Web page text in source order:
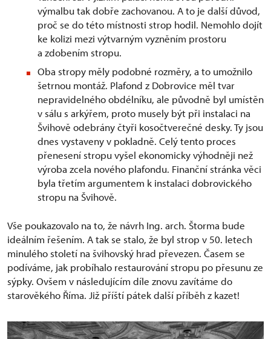
výmalbu tak dobře zachovanou. A to je další důvod,
proč se do této místnosti strop hodil. Nemohlo dojít
ke kolizi mezi výtvarným vyzněním prostoru
a zdobením stropu.
Oba stropy měly podobné rozměry, a to umožnilo
šetrnou montáž. Plafond z Dobrovice měl tvar
nepravidelného obdélníku, ale původně byl umístěn
v sálu s arkýřem, proto musely být při instalaci na
Švihově odebrány čtyři kosočtverečné desky. Ty jsou
dnes vystaveny v pokladně. Celý tento proces
přenesení stropu vyšel ekonomicky výhodněji než
výroba zcela nového plafondu. Finanční stránka věci
byla třetím argumentem k instalaci dobrovického
stropu na Švihově.
Vše poukazovalo na to, že návrh Ing. arch. Štorma bude
ideálním řešením. A tak se stalo, že byl strop v 50. letech
minulého století na švihovský hrad převezen. Časem se
podíváme, jak probíhalo restaurování stropu po přesunu ze
sýpky. Ovšem v následujícím díle znovu zavítáme do
starověkého Říma. Již příští pátek další příběh z kazet!